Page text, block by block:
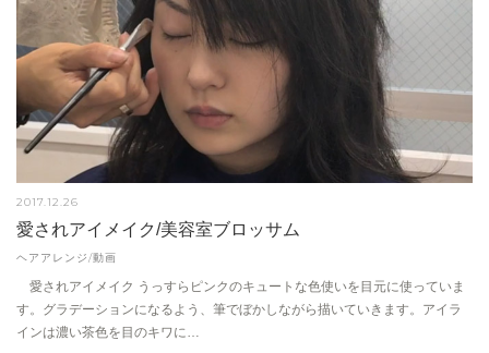
2017.12.26
愛されアイメイク/美容室ブロッサム
ヘアアレンジ/動画
愛されアイメイク うっすらピンクのキュートな色使いを目元に使っていま
す。グラデーションになるよう、筆でぼかしながら描いていきます。アイラ
インは濃い茶色を目のキワに…